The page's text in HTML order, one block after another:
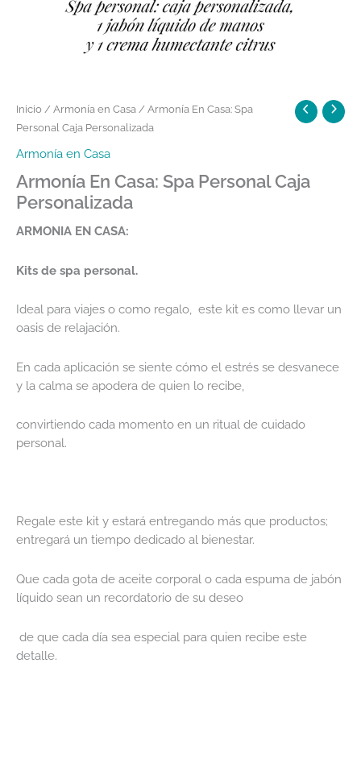
Inicio/Armonía en Casa/ Armonía En Casa: Spa
Personal Caja Personalizada
Armonía en Casa
Armonía En Casa: Spa Personal Caja
Personalizada
ARMONIA EN CASA:
Kits de spa personal.
Ideal para viajes o como regalo, este kit es como llevar un
oasis de relajación.
En cada aplicación se siente cómo el estrés se desvanece
y la calma se apodera de quien lo recibe,
convirtiendo cada momento en un ritual de cuidado
personal.
Regale este kit y estará entregando más que productos;
entregará un tiempo dedicado al bienestar.
Que cada gota de aceite corporal o cada espuma de jabón
líquido sean un recordatorio de su deseo
de que cada día sea especial para quien recibe este
detalle.